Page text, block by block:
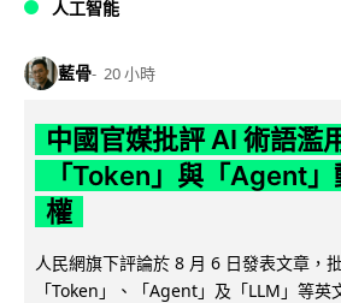
人工智能
藍骨 20 小時
中國官媒批評 AI 術語
「Token」與「Agent
權
人民網旗下評論於 8 月 6 日發表文章，
「Token」、「Agent」及「LLM」等英